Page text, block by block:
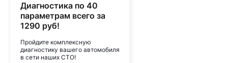
Диагностика по 40
параметрам всего за
1290 руб!
Пройдите комплексную
диагностику вашего автомобиля
в сети наших СТО!